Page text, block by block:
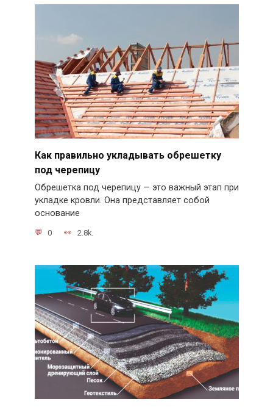
Как правильно укладывать обрешетку
под черепицу
Обрешетка под черепицу — это важный этап при
укладке кровли. Она представляет собой
основание
0 2.8k.